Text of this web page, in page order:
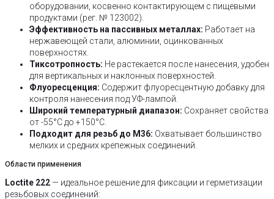
оборудовании, косвенно контактирующем с пищевыми
продуктами (рег. № 123002).
Эффективность на пассивных металлах: Работает на
нержавеющей стали, алюминии, оцинкованных
поверхностях.
Тиксотропность: Не растекается после нанесения, удобен
для вертикальных и наклонных поверхностей.
Флуоресценция: Содержит флуоресцентную добавку для
контроля нанесения под УФ-лампой.
Широкий температурный диапазон: Сохраняет свойства
от -55°C до +150°C.
Подходит для резьб до М36: Охватывает большинство
мелких и средних крепежных соединений.
Области применения
Loctite 222— идеальное решение для фиксации и герметизации
резьбовых соединений: